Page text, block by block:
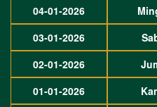
04-01-2026
03-01-2026
02-01-2026
01-01-2026